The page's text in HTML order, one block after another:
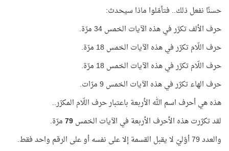
حسنًا نفعل ذلك.. فتأمّلوا ماذا سيحدث:
حرف الألف تكرّر في هذه الآيات الخمس 34 مرّة.
حرف اللّام تكرّر في هذه الآيات الخمس 18 مرّة.
حرف اللّام تكرّر في هذه الآيات الخمس 18 مرّة.
حرف الهاء تكرّر في هذه الآيات الخمس 9 مرّات.
هذه هي أحرف اسم الله الأربعة باعتبار حرف اللّام المكرّر..
لقد تكرّرت هذه الأحرف الأربعة في الآيات الخمس79مرّة.
والعدد 79 أوّليّ لا يقبل القسمة إلا على نفسه أو على الرقم واحد فقط.